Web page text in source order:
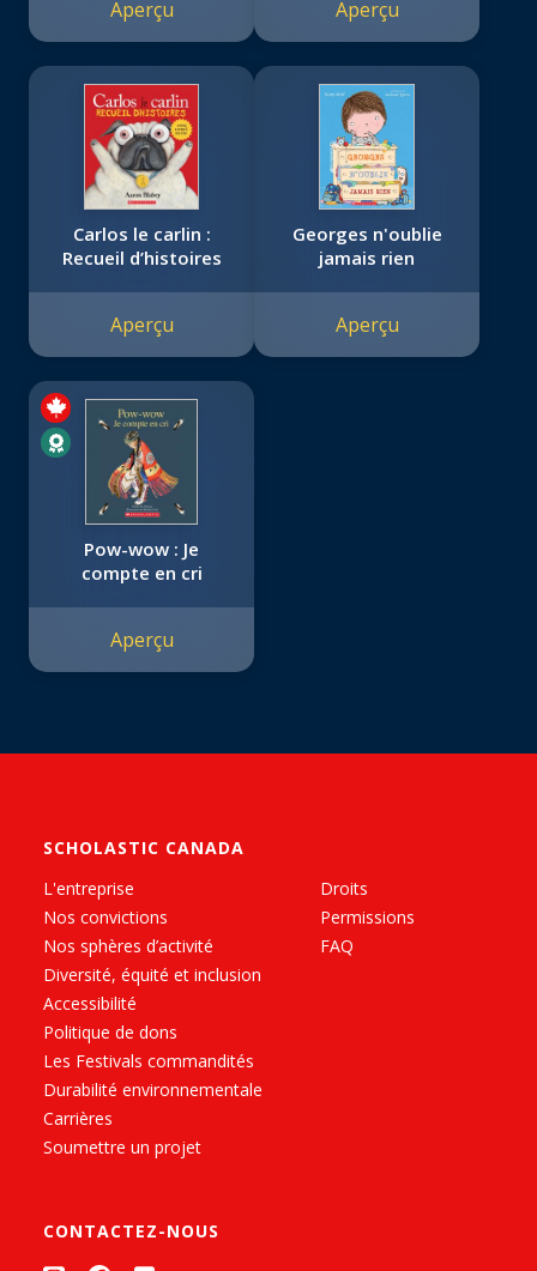
Aperçu Aperçu
Carlos le carlin :
Recueil d’histoires
Aperçu
Georges n'oublie
jamais rien
Aperçu
Pow-wow : Je
compte en cri
Aperçu
SCHOLASTIC CANADA
L'entreprise
Nos convictions
Nos sphères d’activité
Diversité, équité et inclusion
Accessibilité
Politique de dons
Les Festivals commandités
Durabilité environnementale
Carrières
Soumettre un projet
Droits
Permissions
FAQ
CONTACTEZ-NOUS